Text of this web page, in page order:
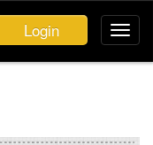
Login